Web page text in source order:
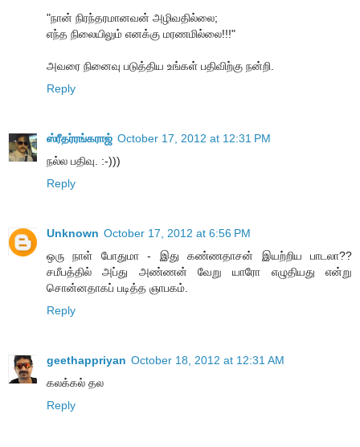
"நான் நிரந்தரமானவன் அழிவதில்லை;
எந்த நிலையிலும் எனக்கு மரணமில்லை!!!"
அவரை நினைவு படுத்திய உங்கள் பதிவிற்கு நன்றி.
Reply
ஸ்ரீதர்ரங்கராஜ் October 17, 2012 at 12:31 PM
நல்ல பதிவு. :-)))
Reply
Unknown October 17, 2012 at 6:56 PM
ஒரு நாள் போதுமா - இது கண்ணதாசன் இயற்றிய பாடலா??
சமீபத்தில் அப்து அண்ணன் வேறு யாரோ எழுதியது என்று
சொன்னதாகப் படித்த ஞாபகம்.
Reply
geethappriyan October 18, 2012 at 12:31 AM
கலக்கல் தல
Reply